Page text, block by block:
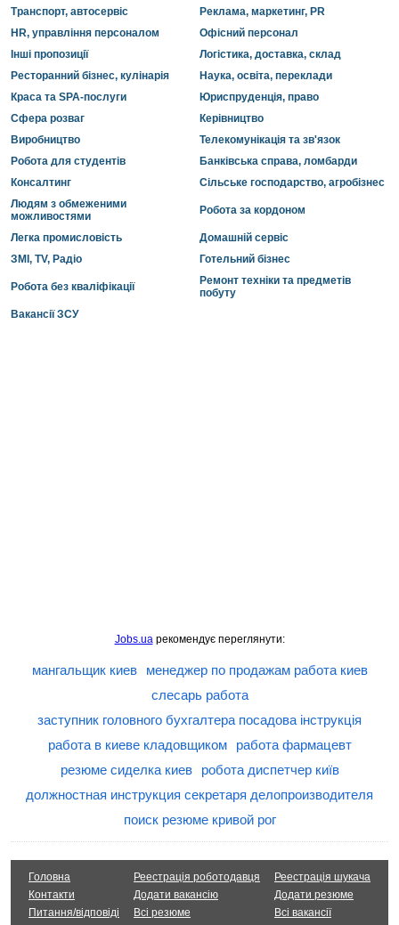
Транспорт, автосервіс
Реклама, маркетинг, PR
HR, управління персоналом
Офісний персонал
Інші пропозиції
Логістика, доставка, склад
Ресторанний бізнес, кулінарія
Наука, освіта, переклади
Краса та SPA-послуги
Юриспруденція, право
Сфера розваг
Керівництво
Виробництво
Телекомунікація та зв'язок
Робота для студентів
Банківська справа, ломбарди
Консалтинг
Сільське господарство, агробізнес
Людям з обмеженими
можливостями
Робота за кордоном
Легка промисловість
Домашній сервіс
ЗМІ, TV, Радіо
Готельний бізнес
Робота без кваліфікації
Ремонт техніки та предметів
побуту
Вакансії ЗСУ
Jobs.uaрекомендує переглянути:
мангальщик киев
менеджер по продажам работа киев
слесарь работа
заступник головного бухгалтера посадова інструкція
работа в киеве кладовщиком
работа фармацевт
резюме сиделка киев
робота диспетчер київ
должностная инструкция секретаря делопроизводителя
поиск резюме кривой рог
Головна
Контакти
Питання/відповіді
Реестрація роботодавця
Додати вакансію
Всі резюме
Реестрація шукача
Додати резюме
Всі вакансії